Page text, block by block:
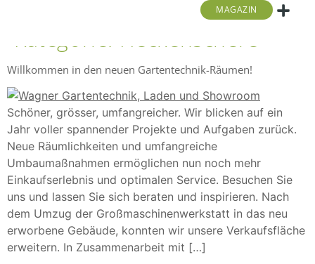
MAGAZIN
Kategorie: Heckenschere
Willkommen in den neuen Gartentechnik-Räumen!
Schöner, grösser, umfangreicher. Wir blicken auf ein
Jahr voller spannender Projekte und Aufgaben zurück.
Neue Räumlichkeiten und umfangreiche
Umbaumaßnahmen ermöglichen nun noch mehr
Einkaufserlebnis und optimalen Service. Besuchen Sie
uns und lassen Sie sich beraten und inspirieren. Nach
dem Umzug der Großmaschinenwerkstatt in das neu
erworbene Gebäude, konnten wir unsere Verkaufsfläche
erweitern. In Zusammenarbeit mit […]